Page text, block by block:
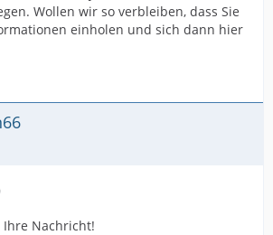
Wollen wir so verbleiben, dass Sie
einholen und sich dann hier
Nachricht!